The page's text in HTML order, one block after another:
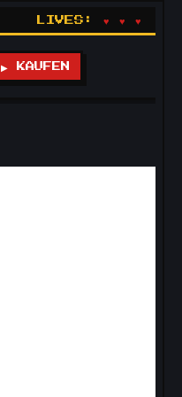
LIVES: ♥ ♥ ♥
▶ KAUFEN